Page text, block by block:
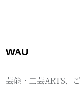
WAU
芸能・工芸ARTS、